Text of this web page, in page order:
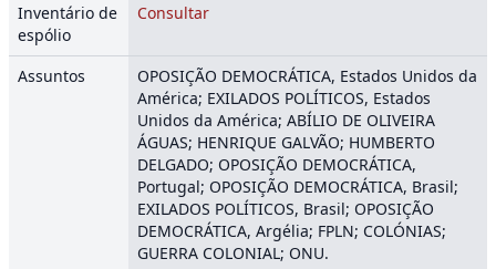
Inventário de
espólio
Consultar
Assuntos
OPOSIÇÃO DEMOCRÁTICA, Estados Unidos da
América; EXILADOS POLÍTICOS, Estados
Unidos da América; ABÍLIO DE OLIVEIRA
ÁGUAS; HENRIQUE GALVÃO; HUMBERTO
DELGADO; OPOSIÇÃO DEMOCRÁTICA,
Portugal; OPOSIÇÃO DEMOCRÁTICA, Brasil;
EXILADOS POLÍTICOS, Brasil; OPOSIÇÃO
DEMOCRÁTICA, Argélia; FPLN; COLÓNIAS;
GUERRA COLONIAL; ONU.